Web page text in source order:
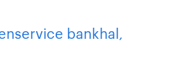
bankhal,